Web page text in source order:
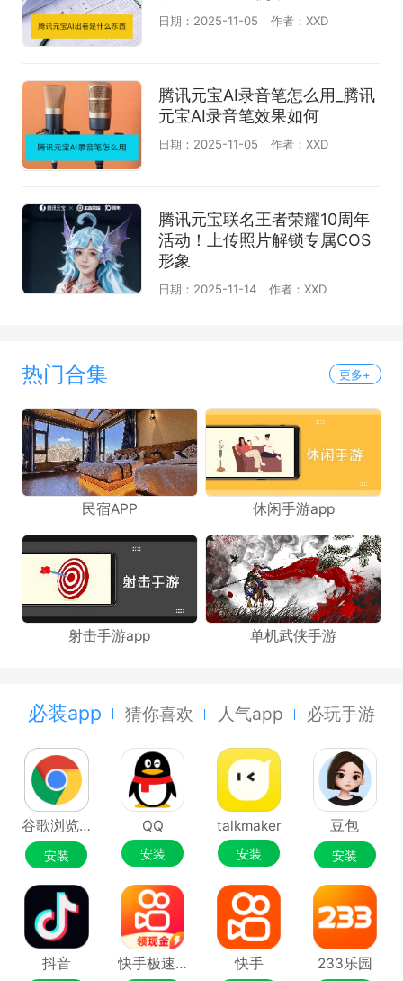
日期：2025-11-05 作者：XXD
腾讯元宝AI录音笔怎么用_腾讯
元宝AI录音笔效果如何
日期：2025-11-05 作者：XXD
腾讯元宝联名王者荣耀10周年
活动！上传照片解锁专属COS
形象
日期：2025-11-14 作者：XXD
热门合集 更多+
民宿APP 休闲手游app
射击手游app 单机武侠手游
必装app 猜你喜欢 人气app 必玩手游
谷歌浏览器Google Chrome
安装
QQ
安装
talkmaker
安装
豆包
安装
抖音 快手极速版 快手 233乐园